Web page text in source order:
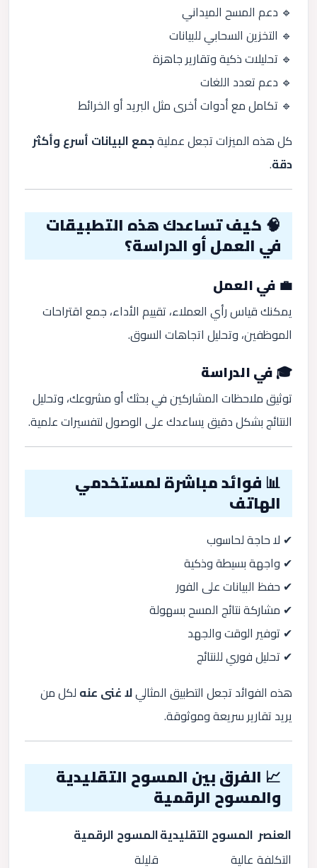
🔹 دعم المسح الميداني
🔹 التخزين السحابي للبيانات
🔹 تحليلات ذكية وتقارير جاهزة
🔹 دعم تعدد اللغات
🔹 تكامل مع أدوات أخرى مثل البريد أو الخرائط
كل هذه الميزات تجعل عمليةجمع البيانات أسرع وأكثر
دقة.
🧠 كيف تساعدك هذه التطبيقات
في العمل أو الدراسة؟
💼 في العمل
يمكنك قياس رأي العملاء، تقييم الأداء، جمع اقتراحات
الموظفين، وتحليل اتجاهات السوق.
🎓 في الدراسة
توثيق ملاحظات المشاركين في بحثك أو مشروعك، وتحليل
النتائج بشكل دقيق يساعدك على الوصول لتفسيرات علمية.
📊 فوائد مباشرة لمستخدمي
الهاتف
✔ لا حاجة لحاسوب
✔ واجهة بسيطة وذكية
✔ حفظ البيانات على الفور
✔ مشاركة نتائج المسح بسهولة
✔ توفير الوقت والجهد
✔ تحليل فوري للنتائج
هذه الفوائد تجعل التطبيق المثاليلا غنى عنه لكل من
يريد تقارير سريعة وموثوقة.
📈 الفرق بين المسوح التقليدية
والمسوح الرقمية
العنصر المسوح التقليديةالمسوح الرقمية
التكلفة عالية قليلة